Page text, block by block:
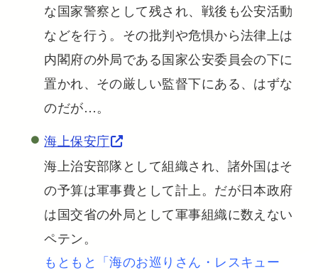
な国家警察として残され、戦後も公安活動
などを行う。その批判や危惧から法律上は
内閣府の外局である国家公安委員会の下に
置かれ、その厳しい監督下にある、はずな
のだが…。
海上保安庁
海上治安部隊として組織され、諸外国はそ
の予算は軍事費として計上。だが日本政府
は国交省の外局として軍事組織に数えない
ペテン。
もともと「海のお巡りさん・レスキュー